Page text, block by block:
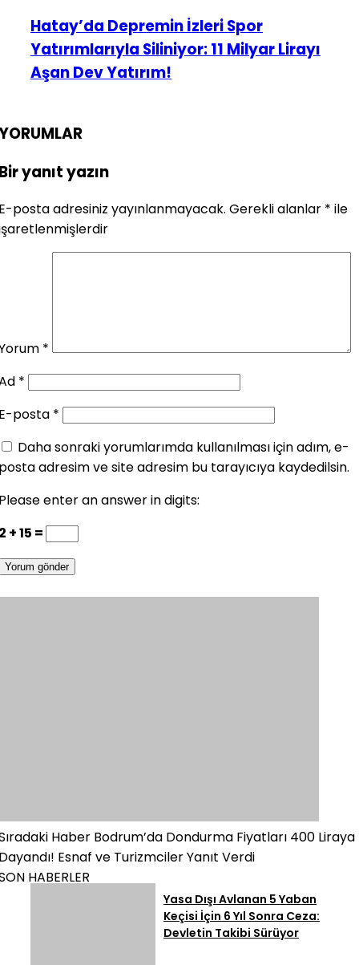
Hatay’da Depremin İzleri Spor
Yatırımlarıyla Siliniyor: 11 Milyar Lirayı
Aşan Dev Yatırım!
yanıt yazın
posta adresiniz yayınlanmayacak. Gerekli alanlar * ile
*
*
posta *
Daha sonraki yorumlarımda kullanılması için adım, e-
adresim ve site adresim bu tarayıcıya kaydedilsin.
enter an answer in digits:
+ 15 =
Haber Bodrum’da Dondurma Fiyatları 400 Liraya
Esnaf ve Turizmciler Yanıt Verdi
HABERLER
Yasa Dışı Avlanan 5 Yaban
Keçisi İçin 6 Yıl Sonra Ceza:
Devletin Takibi Sürüyor